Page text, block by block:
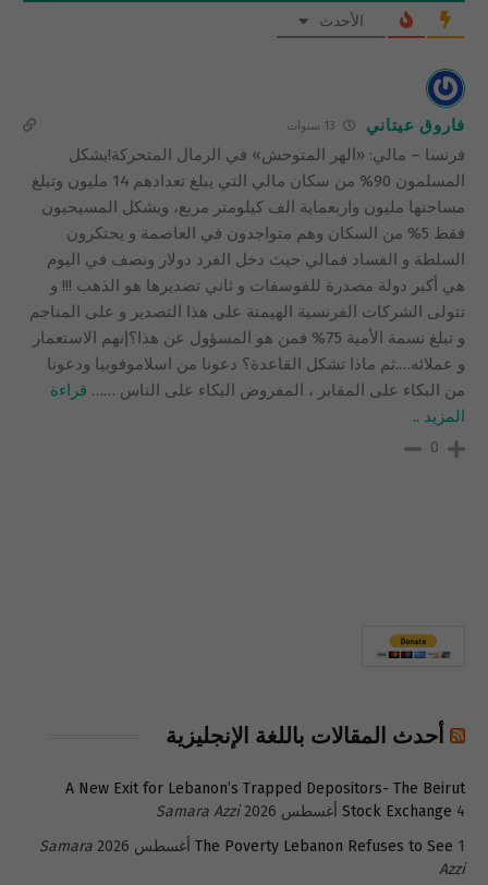
الأحدث
فاروق عيتاني
فرنسا – مالي: «الهر المتوحش» في الرمال المتحركة!يشكل
المسلمون 90% من سكان مالي التي يبلغ تعدادهم 14 مليون وتبلغ
مساحتها مليون واربعماية الف كيلومتر مربع، ويشكل المسيحيون
فقط 5% من السكان وهم متواجدون في العاصمة و يحتكرون
السلطة و الفساد فمالي حيث دخل الفرد دولار ونصف في اليوم
هي أكبر دولة مصدرة للفوسفات و ثاني تصديرها هو الذهب !!! و
تتولى الشركات الفرنسية الهيمنة على هذا التصدير و على المناجم
و تبلغ نسمة الأمية 75% فمن هو المسؤول عن هذا؟إنهم الاستعمار
و عملائه….ثم ماذا تشكل القاعدة؟ دعونا من اسلاموفوبيا ودعونا
من البكاء على المقابر ، المفروض البكاء على الناس …… قراءة
المزيد ..
0
أحدث المقالات باللغة الإنجليزية
A New Exit for Lebanon’s Trapped Depositors- The Beirut
Stock Exchange 4 أغسطس 2026
Samara Azzi
The Poverty Lebanon Refuses to See 1 أغسطس 2026
Samara
Azzi